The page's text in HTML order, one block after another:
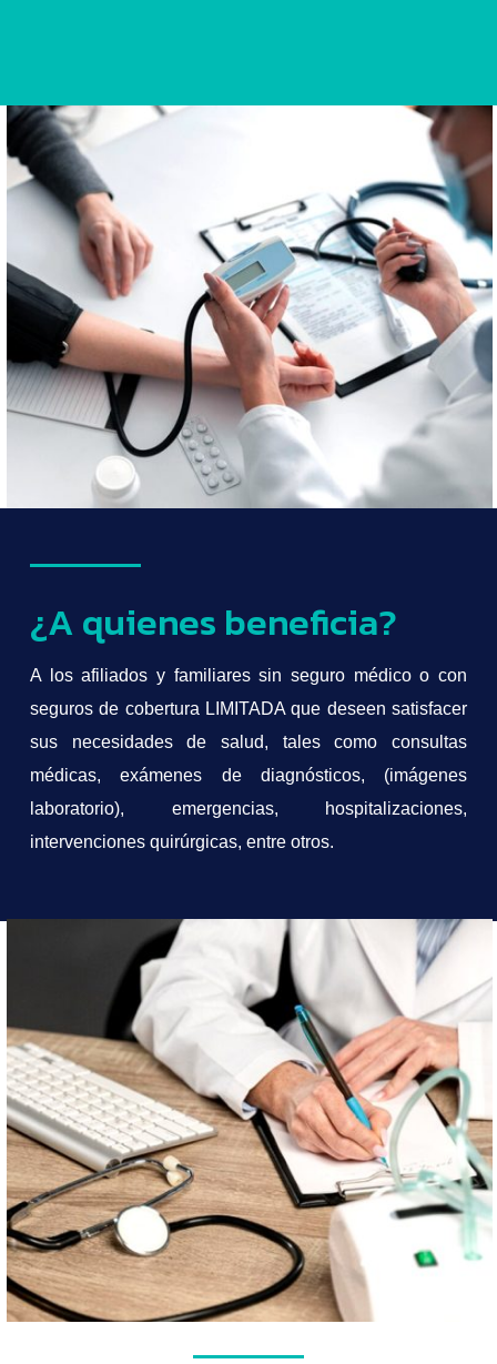
¿A quienes beneficia?
A los afiliados y familiares sin seguro médico o con
seguros de cobertura LIMITADA que deseen satisfacer
sus necesidades de salud, tales como consultas
médicas, exámenes de diagnósticos, (imágenes
laboratorio), emergencias, hospitalizaciones,
intervenciones quirúrgicas, entre otros.